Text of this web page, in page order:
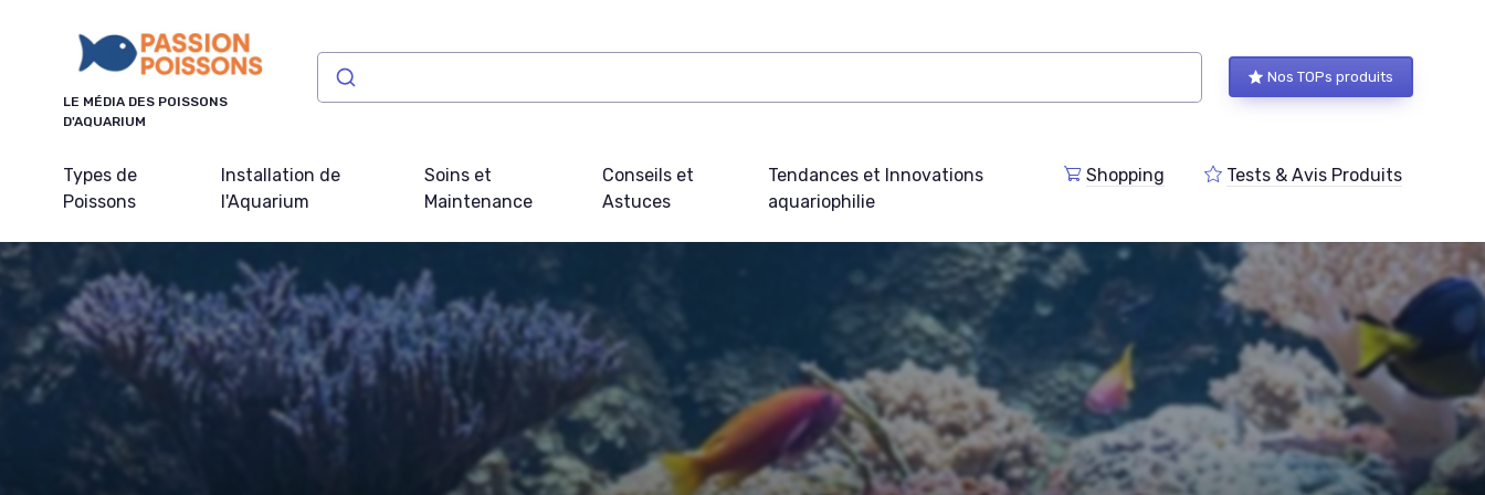
LE MÉDIA DES POISSONS
D'AQUARIUM
Nos TOPs produits
Types de
Poissons
Installation de
l'Aquarium
Soins et
Maintenance
Conseils et
Astuces
Tendances et Innovations
aquariophilie
Shopping Tests & Avis Produits